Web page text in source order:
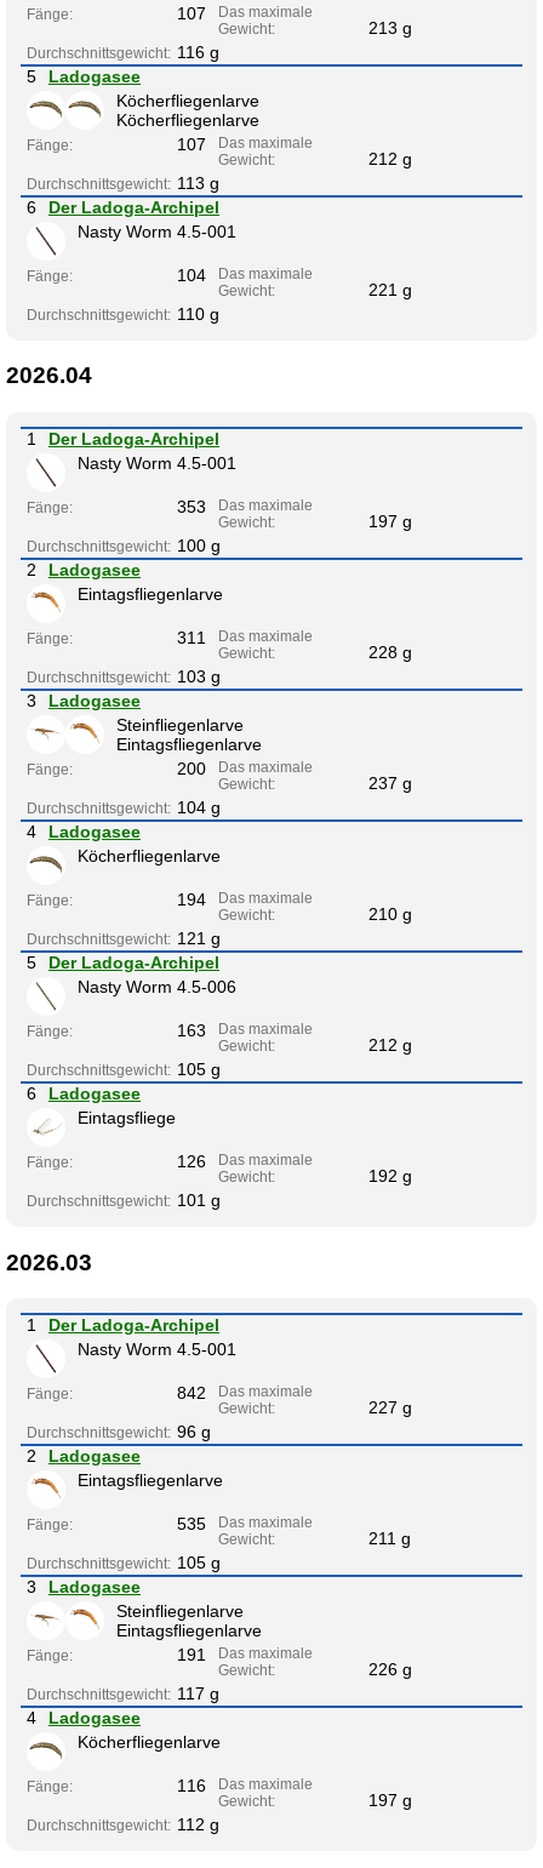
Fänge: 107
Das maximale
Gewicht:
213 g
Durchschnittsgewicht: 116 g
5
Ladogasee
Köcherfliegenlarve
Köcherfliegenlarve
Fänge: 107
Das maximale
Gewicht:
212 g
Durchschnittsgewicht: 113 g
6
Der Ladoga-Archipel
Nasty Worm 4.5-001
Fänge: 104
Das maximale
Gewicht:
221 g
Durchschnittsgewicht: 110 g
2026.04
1
Der Ladoga-Archipel
Nasty Worm 4.5-001
Fänge: 353
Das maximale
Gewicht:
197 g
Durchschnittsgewicht: 100 g
2
Ladogasee
Eintagsfliegenlarve
Fänge: 311
Das maximale
Gewicht:
228 g
Durchschnittsgewicht: 103 g
3
Ladogasee
Steinfliegenlarve
Eintagsfliegenlarve
Fänge: 200
Das maximale
Gewicht:
237 g
Durchschnittsgewicht: 104 g
4
Ladogasee
Köcherfliegenlarve
Fänge: 194
Das maximale
Gewicht:
210 g
Durchschnittsgewicht: 121 g
5
Der Ladoga-Archipel
Nasty Worm 4.5-006
Fänge: 163
Das maximale
Gewicht:
212 g
Durchschnittsgewicht: 105 g
6
Ladogasee
Eintagsfliege
Fänge: 126
Das maximale
Gewicht:
192 g
Durchschnittsgewicht: 101 g
2026.03
1
Der Ladoga-Archipel
Nasty Worm 4.5-001
Fänge: 842
Das maximale
Gewicht:
227 g
Durchschnittsgewicht: 96 g
2
Ladogasee
Eintagsfliegenlarve
Fänge: 535
Das maximale
Gewicht:
211 g
Durchschnittsgewicht: 105 g
3
Ladogasee
Steinfliegenlarve
Eintagsfliegenlarve
Fänge: 191
Das maximale
Gewicht:
226 g
Durchschnittsgewicht: 117 g
4
Ladogasee
Köcherfliegenlarve
Fänge: 116
Das maximale
Gewicht:
197 g
Durchschnittsgewicht: 112 g